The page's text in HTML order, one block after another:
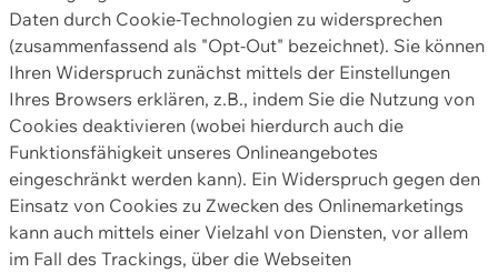
Daten durch Cookie-Technologien zu widersprechen
(zusammenfassend als "Opt-Out" bezeichnet). Sie können
Ihren Widerspruch zunächst mittels der Einstellungen
Ihres Browsers erklären, z.B., indem Sie die Nutzung von
Cookies deaktivieren (wobei hierdurch auch die
Funktionsfähigkeit unseres Onlineangebotes
eingeschränkt werden kann). Ein Widerspruch gegen den
Einsatz von Cookies zu Zwecken des Onlinemarketings
kann auch mittels einer Vielzahl von Diensten, vor allem
im Fall des Trackings, über die Webseiten